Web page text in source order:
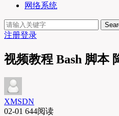
网络系统
注册登录
视频教程 Bash 脚本
XMSDN
02-01 644阅读